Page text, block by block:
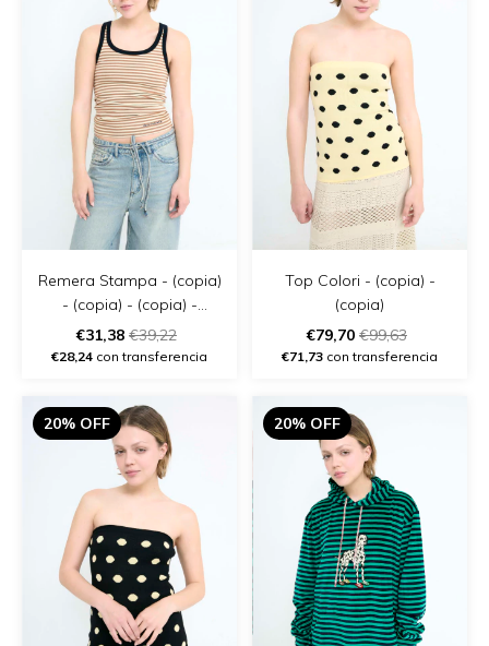
Remera Stampa - (copia)
- (copia) - (copia) -
(copia)
€31,38 €39,22
€28,24 con transferencia
Top Colori - (copia) -
(copia)
€79,70 €99,63
€71,73 con transferencia
20% OFF 20% OFF